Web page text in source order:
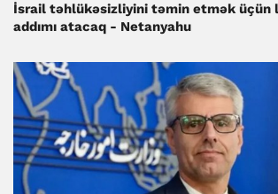
İsrail təhlükəsizliyini təmin etmək üçün
addımı atacaq - Netanyahu